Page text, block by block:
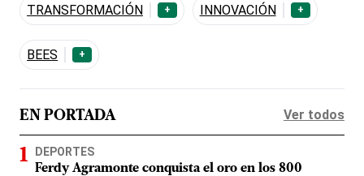
TRANSFORMACIÓN + INNOVACIÓN +
BEES +
EN PORTADA Ver todos
DEPORTES
Ferdy Agramonte conquista el oro en los 800